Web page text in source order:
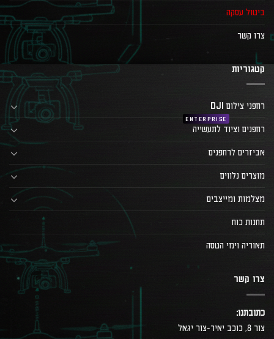
ביטול עסקה
צרו קשר
קטגוריות
רחפני צילום DJI
רחפנים וציוד לתעשייה
אביזרים לרחפנים
מוצרים נלווים
מצלמות ומייצבים
תחנות כוח
תאוריה וימי הטסה
צרו קשר
כתובתנו:
צור 8, כוכב יאיר-צור יגאל